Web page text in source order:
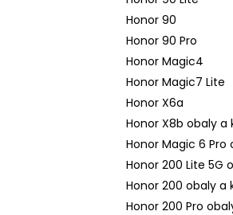
Honor 90
Honor 90 Pro
Honor Magic4
Honor Magic7 Lite
Honor X6a
Honor X8b obaly a
Honor Magic 6 Pro
Honor 200 Lite 5G
Honor 200 obaly a
Honor 200 Pro